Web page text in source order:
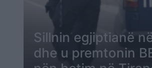
Sillnin egjiptianë
dhe u premtonin